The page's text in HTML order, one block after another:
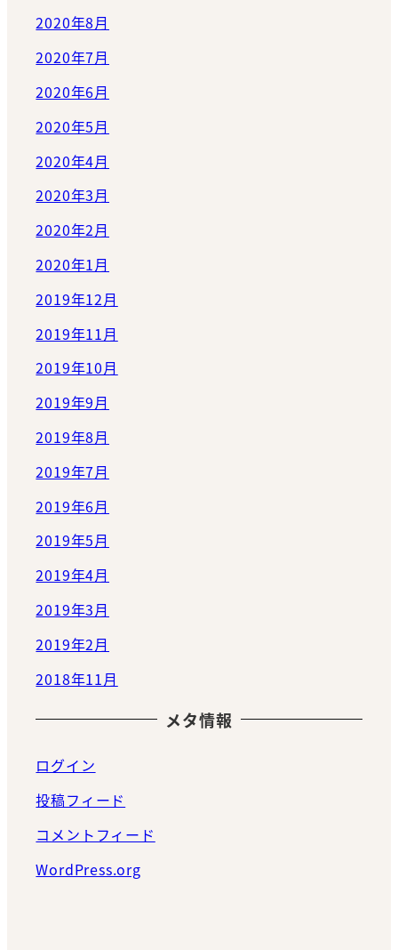
2020年8月
2020年7月
2020年6月
2020年5月
2020年4月
2020年3月
2020年2月
2020年1月
2019年12月
2019年11月
2019年10月
2019年9月
2019年8月
2019年7月
2019年6月
2019年5月
2019年4月
2019年3月
2019年2月
2018年11月
メタ情報
ログイン
投稿フィード
コメントフィード
WordPress.org